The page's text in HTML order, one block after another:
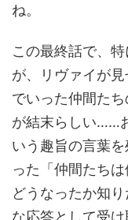
ね。
この最終話で、
が、リヴァイが見
でいった仲間た
が結末らしい……
いう趣旨の言葉
った「仲間たち
どうなったか知
な応答として受け